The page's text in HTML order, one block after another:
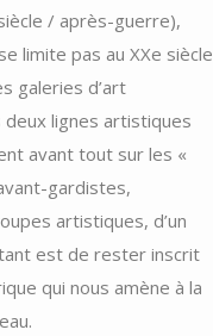
/ après-guerre),
limite pas au XXe siècle
galeries d’art
deux lignes artistiques
avant tout sur les «
gardistes,
artistiques, d’un
est de rester inscrit
qui nous amène à la